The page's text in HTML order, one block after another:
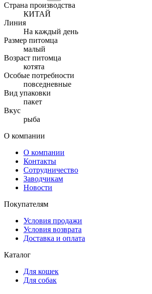
Страна производства
КИТАЙ
Линия
На каждый день
Размер питомца
малый
Возраст питомца
котята
Особые потребности
повседневные
Вид упаковки
пакет
Вкус
рыба
О компании
О компании
Контакты
Сотрудничество
Заводчикам
Новости
Покупателям
Условия продажи
Условия возврата
Доставка и оплата
Каталог
Для кошек
Для собак